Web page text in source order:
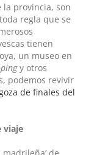
la provincia, son
regla que se
tienen
un museo en
y otros
podemos revivir
de finales del
viaje